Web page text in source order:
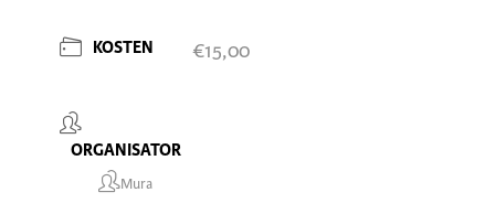
KOSTEN €15,00
ORGANISATOR
Mura